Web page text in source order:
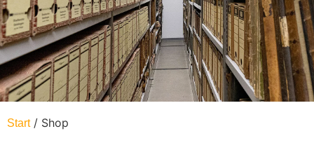
Start/ Shop